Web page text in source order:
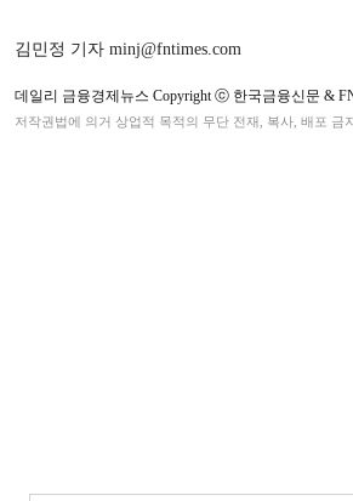
김민정 기자 minj@fntimes.com
데일리 금융경제뉴스 Copyright ⓒ 한국금융신문 &
저작권법에 의거 상업적 목적의 무단 전재, 복사, 배포 금